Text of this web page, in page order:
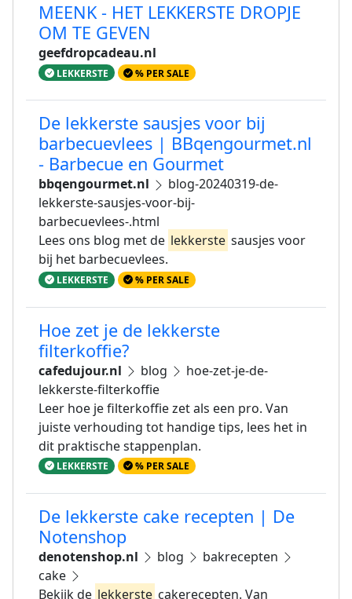
MEENK - HET LEKKERSTE DROPJE
OM TE GEVEN
geefdropcadeau.nl
LEKKERSTE % PER SALE
De lekkerste sausjes voor bij
barbecuevlees | BBqengourmet.nl
- Barbecue en Gourmet
bbqengourmet.nl
blog-20240319-de-
lekkerste-sausjes-voor-bij-
barbecuevlees-.html
Lees ons blog met de lekkerste sausjes voor
bij het barbecuevlees.
LEKKERSTE % PER SALE
Hoe zet je de lekkerste
filterkoffie?
cafedujour.nl blog
hoe-zet-je-de-
lekkerste-filterkoffie
Leer hoe je filterkoffie zet als een pro. Van
juiste verhouding tot handige tips, lees het in
dit praktische stappenplan.
LEKKERSTE % PER SALE
De lekkerste cake recepten | De
Notenshop
denotenshop.nl blog
bakrecepten
cake
Bekijk de lekkerste cakerecepten. Van